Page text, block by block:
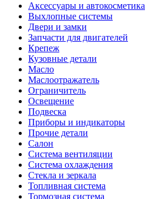
Аксессуары и автокосметика
Выхлопные системы
Двери и замки
Запчасти для двигателей
Крепеж
Кузовные детали
Масло
Маслоотражатель
Ограничитель
Освещение
Подвеска
Приборы и индикаторы
Прочие детали
Салон
Система вентиляции
Система охлаждения
Стекла и зеркала
Топливная система
Тормозная система